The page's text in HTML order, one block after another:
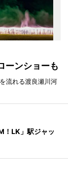
ンショーも
流れる渡良瀬川河
！LK」駅ジャッ